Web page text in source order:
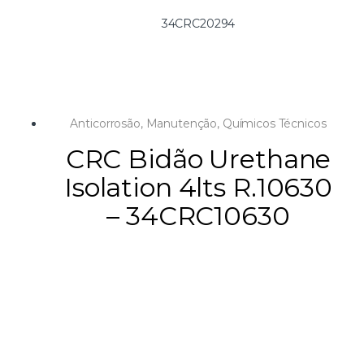
Não guarde as partes protegidas no exteriores sem as
34CRC20294
Anticorrosão, Manutenção, Químicos Técnicos
CRC Bidão Urethane
Isolation 4lts R.10630
– 34CRC10630